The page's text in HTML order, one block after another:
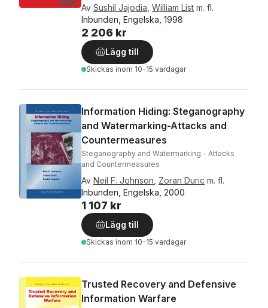
Av Sushil Jajodia William List m. fl.
Inbunden, Engelska, 1998
2 206 kr
Lägg till
Skickas inom 10-15 vardagar
Information Hiding: Steganography
and Watermarking-Attacks and
Countermeasures
Steganography and Watermarking - Attacks
and Countermeasures
Av Neil F. Johnson Zoran Duric m. fl.
Inbunden, Engelska, 2000
1 107 kr
Lägg till
Skickas inom 10-15 vardagar
Trusted Recovery and Defensive
Information Warfare